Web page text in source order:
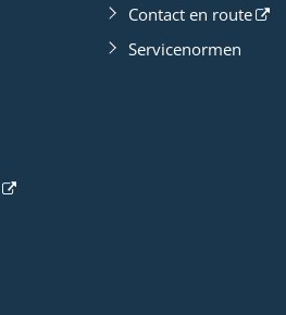
Contact en route
Servicenormen